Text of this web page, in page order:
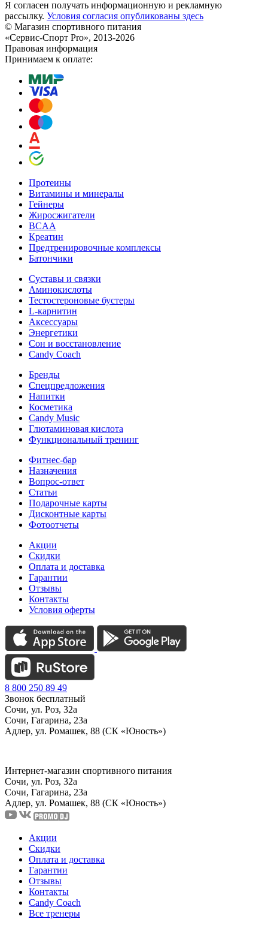
Я согласен получать информационную и рекламную
рассылку. Условия согласия опубликованы здесь
© Магазин спортивного питания
«Сервис-Спорт Pro», 2013-2026
Правовая информация
Принимаем к оплате:
Протеины
Витамины и минералы
Гейнеры
Жиросжигатели
BCAA
Креатин
Предтренировочные комплексы
Батончики
Суставы и связки
Аминокислоты
Тестостероновые бустеры
L-карнитин
Аксессуары
Энергетики
Сон и восстановление
Candy Coach
Бренды
Спецпредложения
Напитки
Косметика
Candy Music
Глютаминовая кислота
Функциональный тренинг
Фитнес-бар
Назначения
Вопрос-ответ
Статьи
Подарочные карты
Дисконтные карты
Фотоотчеты
Акции
Скидки
Оплата и доставка
Гарантии
Отзывы
Контакты
Условия оферты
8 800 250 89 49
Звонок бесплатный
Сочи, ул. Роз, 32а
Сочи, Гагарина, 23а
Адлер, ул. Ромашек, 88 (СК «Юность»)
Интернет-магазин спортивного питания
Сочи, ул. Роз, 32а
Сочи, Гагарина, 23а
Адлер, ул. Ромашек, 88 (СК «Юность»)
Акции
Скидки
Оплата и доставка
Гарантии
Отзывы
Контакты
Candy Coach
Все тренеры